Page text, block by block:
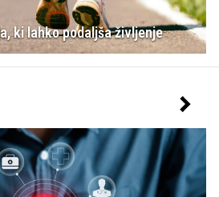
ki lahko podaljša življenje